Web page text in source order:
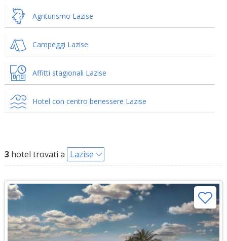
Agriturismo Lazise
Campeggi Lazise
Affitti stagionali Lazise
Hotel con centro benessere Lazise
3hotel trovati a Lazise